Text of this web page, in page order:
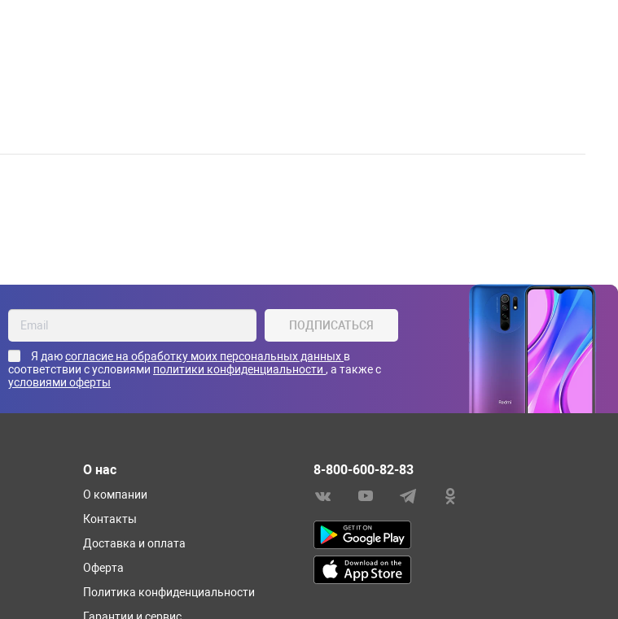
ПОДПИСАТЬСЯ
Я даюсогласие на обработку моих персональных данных в
соответствии с условиями политики конфиденциальности , а также с
условиями оферты
О нас
О компании
Контакты
Доставка и оплата
Оферта
Политика конфиденциальности
8-800-600-82-83